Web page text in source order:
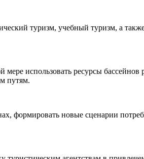
туризм, учебный туризм, а
использовать ресурсы бассейнов
путям.
формировать новые сценарии